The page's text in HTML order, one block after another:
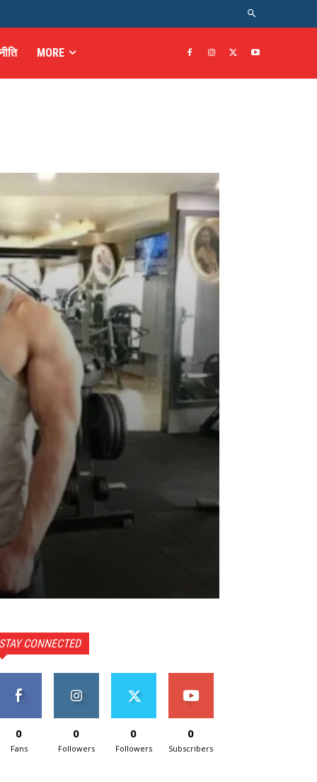
MORE
STAY CONNECTED
0
Fans
0
Followers
0
Followers
0
Subscribers